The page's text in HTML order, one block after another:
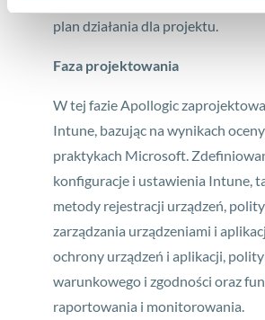
plan działania dla projektu.
Faza projektowania
W tej fazie Apollogic
Intune, bazując na wynikach
praktykach Microsoft.
konfiguracje i ustawienia Intune,
metody rejestracji urządzeń,
zarządzania urządzeniami i
ochrony urządzeń i aplikacji,
warunkowego i zgodności oraz
raportowania i monitorowania.